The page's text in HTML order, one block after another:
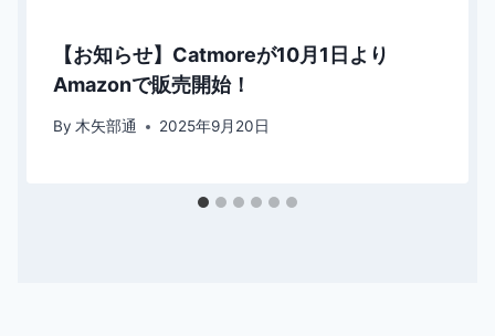
【お知らせ】Catmoreが10月1日より
Amazonで販売開始！
By 木矢部通 2025年9月20日